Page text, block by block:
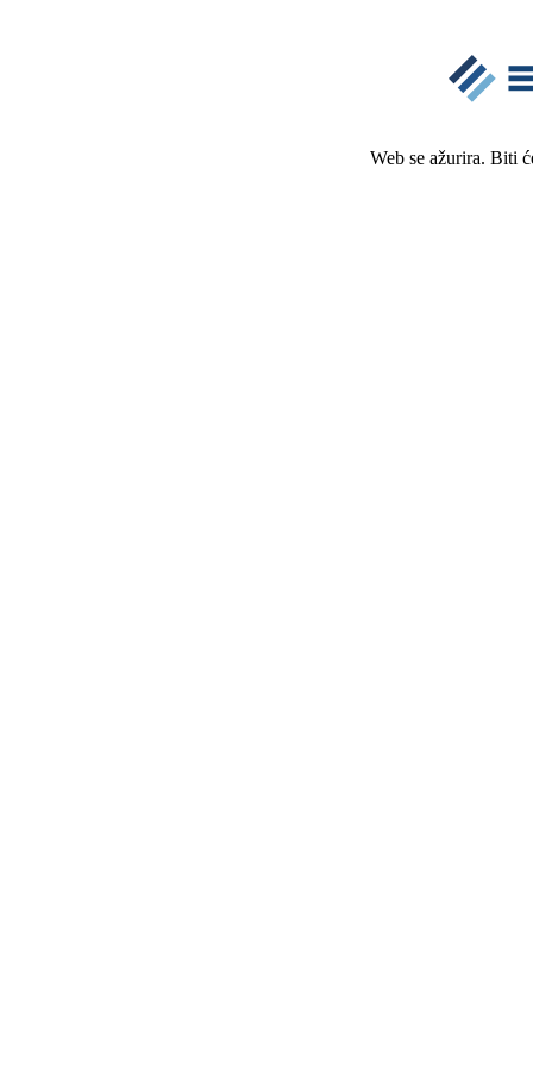
Web se ažurira. Biti